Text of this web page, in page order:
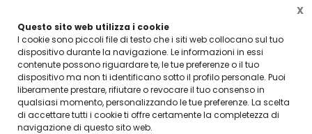
Questo sito web utilizza i cookie
I cookie sono piccoli file di testo che i siti web collocano sul tuo
dispositivo durante la navigazione. Le informazioni in essi
contenute possono riguardare te, le tue preferenze o il tuo
dispositivo ma non ti identificano sotto il profilo personale. Puoi
liberamente prestare, rifiutare o revocare il tuo consenso in
qualsiasi momento, personalizzando le tue preferenze. La scelta
di accettare tutti i cookie ti offre certamente la completezza di
navigazione di questo sito web.
X
VUOI DIVENTARE UN NOSTRO RIVENDITORE?
CONTATTACI
Home Vetreria Porte tuttovetro per interni